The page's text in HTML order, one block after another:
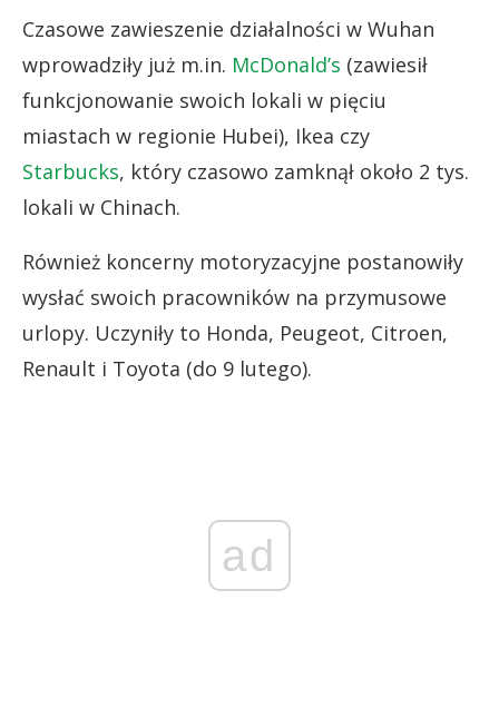
Czasowe zawieszenie działalności w Wuhan
wprowadziły już m.in. McDonald’s (zawiesił
funkcjonowanie swoich lokali w pięciu
miastach w regionie Hubei), Ikea czy
Starbucks, który czasowo zamknął około 2 tys.
lokali w Chinach.
Również koncerny motoryzacyjne postanowiły
wysłać swoich pracowników na przymusowe
urlopy. Uczyniły to Honda, Peugeot, Citroen,
Renault i Toyota (do 9 lutego).
ad